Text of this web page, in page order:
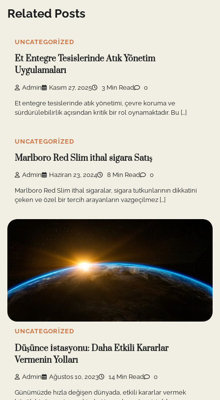
Related Posts
UNCATEGORIZED
Et Entegre Tesislerinde Atık Yönetim
Uygulamaları
Admin Kasım 27, 2025 3 Min Read 0
Et entegre tesislerinde atık yönetimi, çevre koruma ve
sürdürülebilirlik açısından kritik bir rol oynamaktadır. Bu […]
UNCATEGORIZED
Marlboro Red Slim ithal sigara Satış
Admin Haziran 23, 2024 8 Min Read 0
Marlboro Red Slim ithal sigaralar, sigara tutkunlarının dikkatini
çeken ve özel bir tercih arayanların vazgeçilmez […]
UNCATEGORIZED
Düşünce İstasyonu: Daha Etkili Kararlar
Vermenin Yolları
Admin Ağustos 10, 2023 14 Min Read 0
Günümüzde hızla değişen dünyada, etkili kararlar vermek